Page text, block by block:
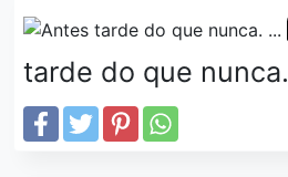
tarde do que nunca.